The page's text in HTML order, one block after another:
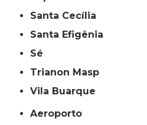
Santa Cecília
Santa Efigênia
Sé
Trianon Masp
Vila Buarque
Aeroporto